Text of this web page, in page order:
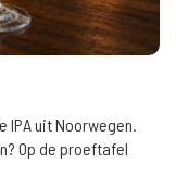
IPA uit Noorwegen.
Op de proeftafel